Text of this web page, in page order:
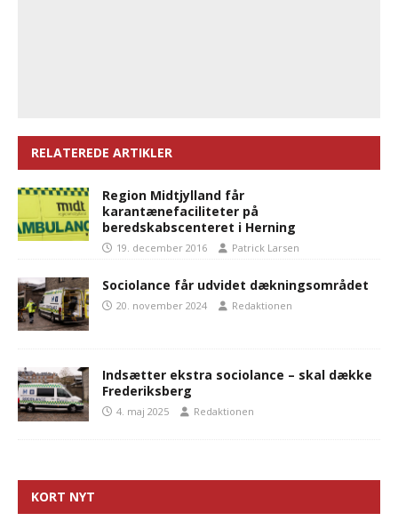
RELATEREDE ARTIKLER
Region Midtjylland får
karantænefaciliteter på
beredskabscenteret i Herning
19. december 2016 Patrick Larsen
Sociolance får udvidet dækningsområdet
20. november 2024 Redaktionen
Indsætter ekstra sociolance – skal dække
Frederiksberg
4. maj 2025 Redaktionen
KORT NYT